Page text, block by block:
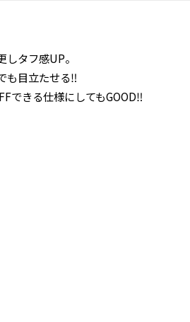
タフ感UP。
も目立たせる‼
できる仕様にしてもGOOD‼